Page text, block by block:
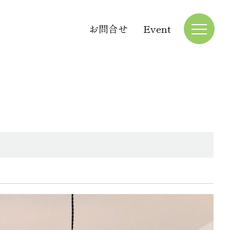
お問合せ Event